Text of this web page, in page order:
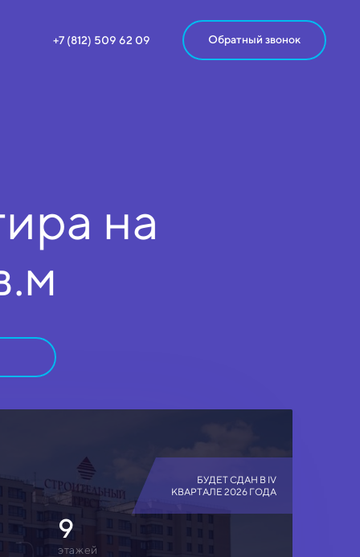
+7 (812) 509 62 09 Обратный звонок
на
БУДЕТ СДАН В IV
КВАРТАЛЕ 2026 ГОДА
9
этажей